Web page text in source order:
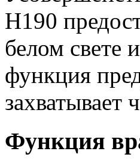
H190
белом свете
функция
захватывает
Функция